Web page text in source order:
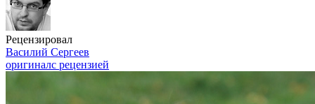
Рецензировал
Василий Сергеев
оригиналс рецензией